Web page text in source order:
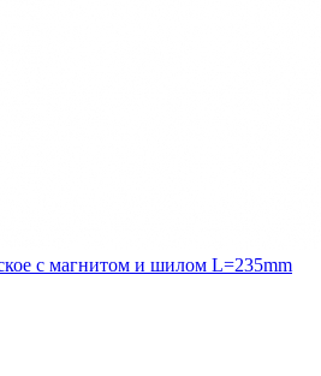
с магнитом и шилом L=235mm